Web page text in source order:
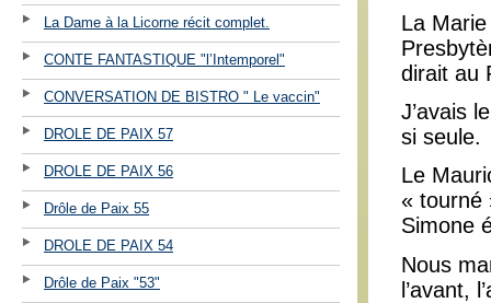
La Dame à la Licorne récit complet.
CONTE FANTASTIQUE "l’Intemporel"
CONVERSATION DE BISTRO " Le vaccin"
DROLE DE PAIX 57
DROLE DE PAIX 56
Drôle de Paix 55
DROLE DE PAIX 54
Drôle de Paix "53"
La
dirait au
J’avais
si seule.
Le
« tourné
Simone
Nous
l’avant,